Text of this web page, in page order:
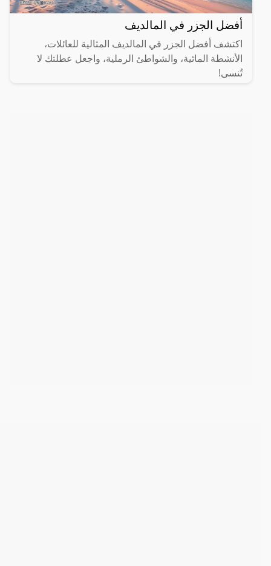
أفضل الجزر في المالديف
اكتشف أفضل الجزر في المالديف المثالية للعائلات،
الأنشطة المائية، والشواطئ الرملية، واجعل عطلتك لا
تُنسى!